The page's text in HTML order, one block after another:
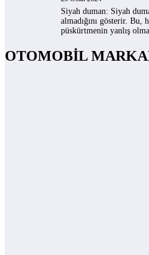
Siyah duman: Siyah
almadığını gösterir. Bu,
püskürtmenin yanlış
OTOMOBİL